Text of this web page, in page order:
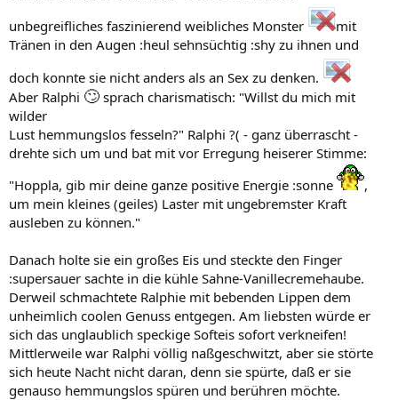
unbegreifliches faszinierend weibliches Monster
mit
Tränen in den Augen :heul sehnsüchtig :shy zu ihnen und
doch konnte sie nicht anders als an Sex zu denken.
Aber Ralphi 🙄 sprach charismatisch: "Willst du mich mit
wilder
Lust hemmungslos fesseln?" Ralphi ?( - ganz überrascht -
drehte sich um und bat mit vor Erregung heiserer Stimme:
"Hoppla, gib mir deine ganze positive Energie :sonne
,
um mein kleines (geiles) Laster mit ungebremster Kraft
ausleben zu können."
Danach holte sie ein großes Eis und steckte den Finger
:supersauer sachte in die kühle Sahne-Vanillecremehaube.
Derweil schmachtete Ralphie mit bebenden Lippen dem
unheimlich coolen Genuss entgegen. Am liebsten würde er
sich das unglaublich speckige Softeis sofort verkneifen!
Mittlerweile war Ralphi völlig naßgeschwitzt, aber sie störte
sich heute Nacht nicht daran, denn sie spürte, daß er sie
genauso hemmungslos spüren und berühren möchte.